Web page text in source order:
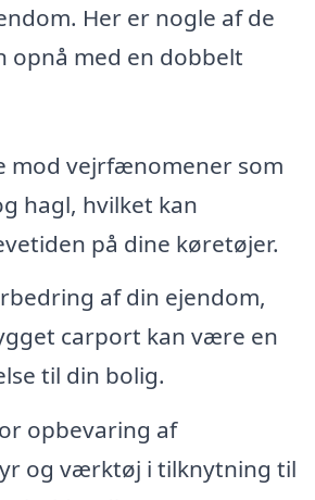
Her er nogle af de
opnå med en dobbelt
mod vejrfænomener som
hagl, hvilket kan
på dine køretøjer.
af din ejendom,
carport kan være en
til din bolig.
opbevaring af
og værktøj i tilknytning til